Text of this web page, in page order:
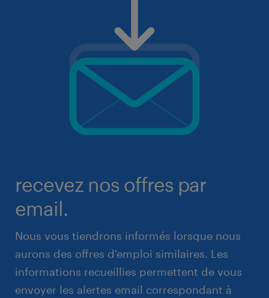
recevez nos offres par
email.
Nous vous tiendrons informés lorsque nous
aurons des offres d'emploi similaires. Les
informations recueillies permettent de vous
envoyer les alertes email correspondant à